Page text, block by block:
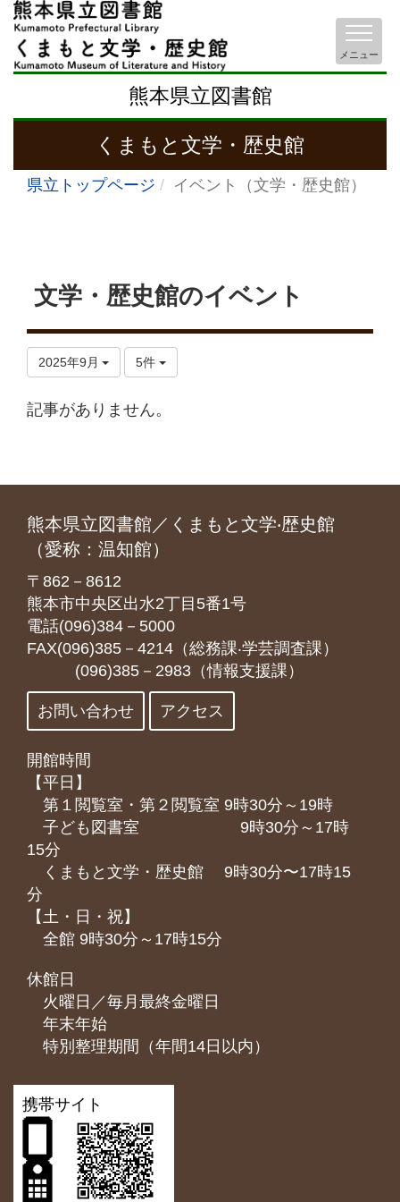
熊本県立図書館
くまもと文学・歴史館
メニュー
県立トップページ イベント（文学・歴史館）
文学・歴史館のイベント
2025年9月 5件
記事がありません。
熊本県立図書館／くまもと文学‧歴史館
（愛称：温知館）
〒862－8612
熊本市中央区出水2丁目5番1号
電話(096)384－5000
FAX(096)385－4214（総務課‧学芸調査課）
(096)385－2983（情報支援課）
お問い合わせ アクセス
開館時間
【平日】
第１閲覧室・第２閲覧室 9時30分～19時
子ども図書室 9時30分～17時
15分
くまもと⽂学・歴史館 9時30分〜17時15
分
【土・日・祝】
全館 9時30分～17時15分
休館日
火曜日／毎月最終金曜日
年末年始
特別整理期間（年間14日以内）
携帯サイト